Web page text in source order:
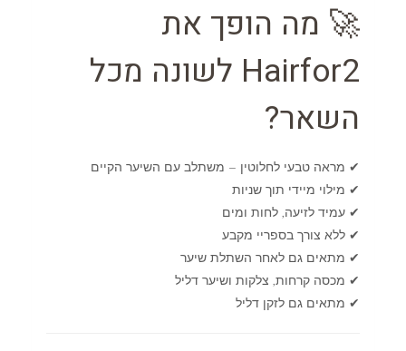
🚀 מה הופך את
Hairfor2 לשונה מכל
השאר?
✔ מראה טבעי לחלוטין – משתלב עם השיער הקיים
✔ מילוי מיידי תוך שניות
✔ עמיד לזיעה, לחות ומים
✔ ללא צורך בספריי מקבע
✔ מתאים גם לאחר השתלת שיער
✔ מכסה קרחות, צלקות ושיער דליל
✔ מתאים גם לזקן דליל